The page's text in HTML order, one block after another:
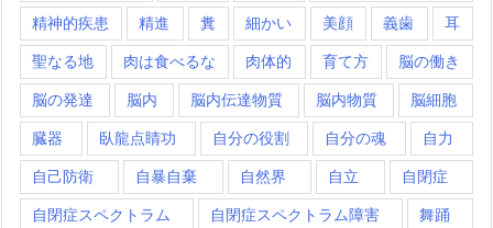
精神的疾患 精進 糞 細かい 美顔 義歯 耳
聖なる地 肉は食べるな 肉体的 育て方 脳の働き
脳の発達 脳内 脳内伝達物質 脳内物質 脳細胞
臓器 臥龍点睛功 自分の役割 自分の魂 自力
自己防衛 自暴自棄 自然界 自立 自閉症
自閉症スペクトラム 自閉症スペクトラム障害 舞踊